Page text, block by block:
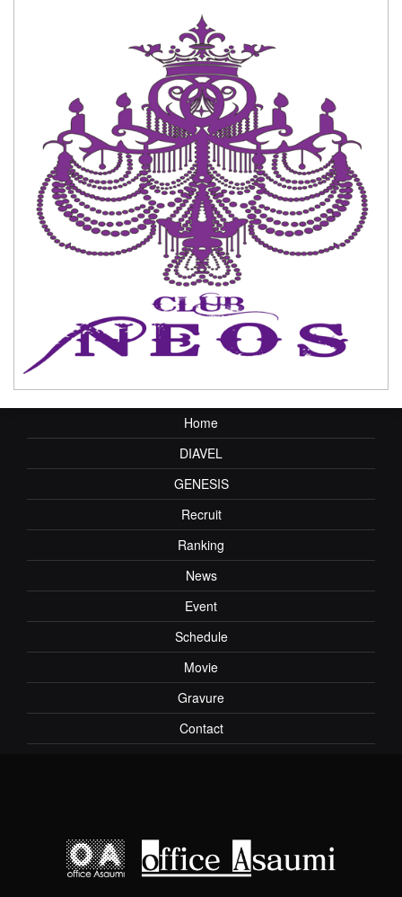
Home
DIAVEL
GENESIS
Recruit
Ranking
News
Event
Schedule
Movie
Gravure
Contact